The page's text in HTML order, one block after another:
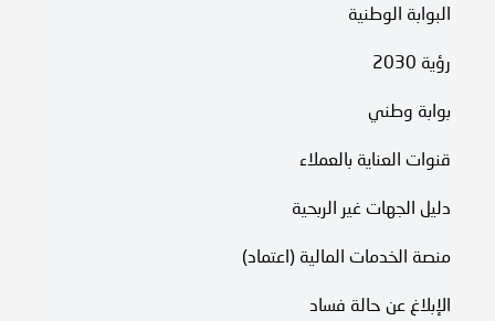
البوابة الوطنية
رؤية 2030
بوابة وطني
قنوات العناية بالعملاء
دليل الجهات غير الربحية
منصة الخدمات المالية (اعتماد)
الإبلاغ عن حالة فساد